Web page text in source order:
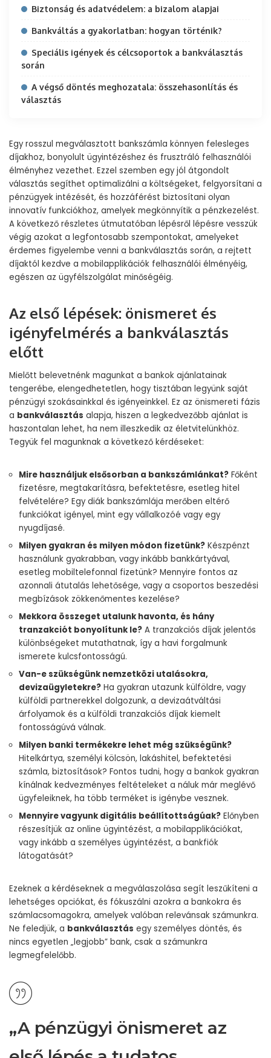
Biztonság és adatvédelem: a bizalom alapjai
Bankváltás a gyakorlatban: hogyan történik?
Speciális igények és célcsoportok a bankválasztás
során
A végső döntés meghozatala: összehasonlítás és
választás
Egy rosszul megválasztott bankszámla könnyen felesleges
díjakhoz, bonyolult ügyintézéshez és frusztráló felhasználói
élményhez vezethet. Ezzel szemben egy jól átgondolt
választás segíthet optimalizálni a költségeket, felgyorsítani a
pénzügyek intézését, és hozzáférést biztosítani olyan
innovatív funkciókhoz, amelyek megkönnyítik a pénzkezelést.
A következő részletes útmutatóban lépésről lépésre vesszük
végig azokat a legfontosabb szempontokat, amelyeket
érdemes figyelembe venni a bankválasztás során, a rejtett
díjaktól kezdve a mobilapplikációk felhasználói élményéig,
egészen az ügyfélszolgálat minőségéig.
Az első lépések: önismeret és
igényfelmérés a bankválasztás
előtt
Mielőtt belevetnénk magunkat a bankok ajánlatainak
tengerébe, elengedhetetlen, hogy tisztában legyünk saját
pénzügyi szokásainkkal és igényeinkkel. Ez az önismereti fázis
a bankválasztás alapja, hiszen a legkedvezőbb ajánlat is
haszontalan lehet, ha nem illeszkedik az életvitelünkhöz.
Tegyük fel magunknak a következő kérdéseket:
Mire használjuk elsősorban a bankszámlánkat? Főként
fizetésre, megtakarításra, befektetésre, esetleg hitel
felvételére? Egy diák bankszámlája merőben eltérő
funkciókat igényel, mint egy vállalkozóé vagy egy
nyugdíjasé.
Milyen gyakran és milyen módon fizetünk? Készpénzt
használunk gyakrabban, vagy inkább bankkártyával,
esetleg mobiltelefonnal fizetünk? Mennyire fontos az
azonnali átutalás lehetősége, vagy a csoportos beszedési
megbízások zökkenőmentes kezelése?
Mekkora összeget utalunk havonta, és hány
tranzakciót bonyolítunk le? A tranzakciós díjak jelentős
különbségeket mutathatnak, így a havi forgalmunk
ismerete kulcsfontosságú.
Van-e szükségünk nemzetközi utalásokra,
devizaügyletekre? Ha gyakran utazunk külföldre, vagy
külföldi partnerekkel dolgozunk, a devizaátváltási
árfolyamok és a külföldi tranzakciós díjak kiemelt
fontosságúvá válnak.
Milyen banki termékekre lehet még szükségünk?
Hitelkártya, személyi kölcsön, lakáshitel, befektetési
számla, biztosítások? Fontos tudni, hogy a bankok gyakran
kínálnak kedvezményes feltételeket a náluk már meglévő
ügyfeleiknek, ha több terméket is igénybe vesznek.
Mennyire vagyunk digitális beállítottságúak? Előnyben
részesítjük az online ügyintézést, a mobilapplikációkat,
vagy inkább a személyes ügyintézést, a bankfiók
látogatását?
Ezeknek a kérdéseknek a megválaszolása segít leszűkíteni a
lehetséges opciókat, és fókuszálni azokra a bankokra és
számlacsomagokra, amelyek valóban relevánsak számunkra.
Ne feledjük, a bankválasztás egy személyes döntés, és
nincs egyetlen „legjobb” bank, csak a számunkra
legmegfelelőbb.
„A pénzügyi önismeret az